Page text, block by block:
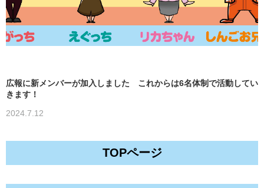
広報に新メンバーが加入しました これからは6名体制で活動してい
きます！
2024.7.12
TOPページ